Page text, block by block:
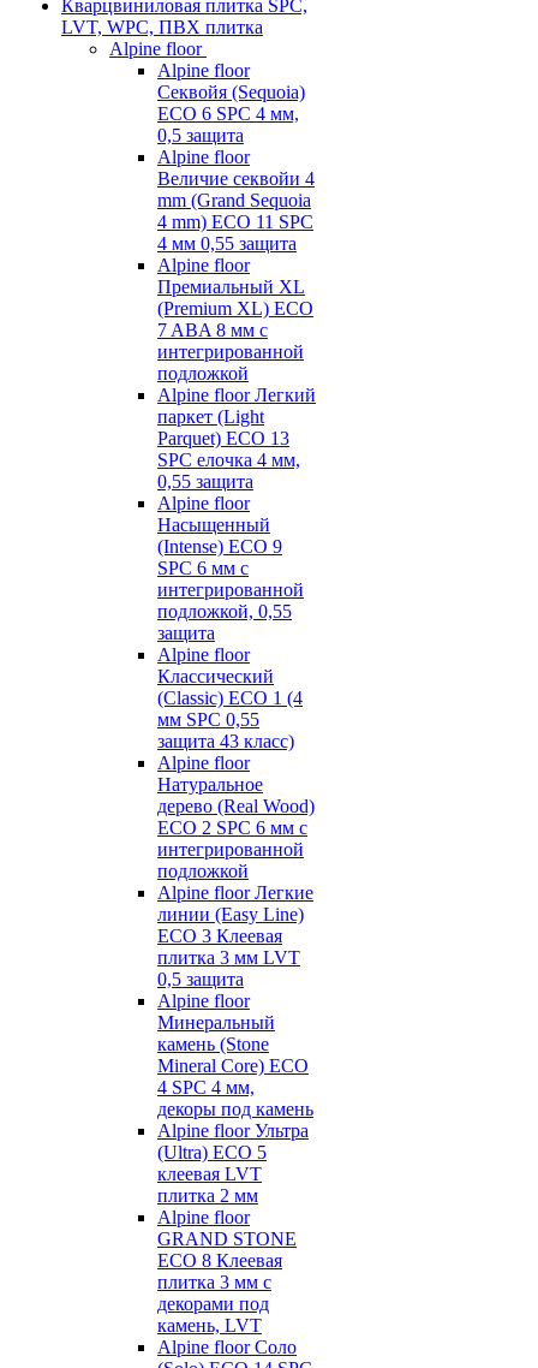
Кварцвиниловая плитка SPC,
LVT, WPC, ПВХ плитка
Alpine floor
Alpine floor
Секвойя (Sequoia)
ECO 6 SPC 4 мм,
0,5 защита
Alpine floor
Величие секвойи 4
mm (Grand Sequoia
4 mm) ECO 11 SPC
4 мм 0,55 защита
Alpine floor
Премиальный XL
(Premium XL) ECO
7 ABA 8 мм с
интегрированной
подложкой
Alpine floor Легкий
паркет (Light
Parquet) ECO 13
SPC елочка 4 мм,
0,55 защита
Alpine floor
Насыщенный
(Intense) ECO 9
SPC 6 мм с
интегрированной
подложкой, 0,55
защита
Alpine floor
Классический
(Classic) ECO 1 (4
мм SPC 0,55
защита 43 класс)
Alpine floor
Натуральное
дерево (Real Wood)
ECO 2 SPC 6 мм с
интегрированной
подложкой
Alpine floor Легкие
линии (Easy Line)
ECO 3 Клеевая
плитка 3 мм LVT
0,5 защита
Alpine floor
Минеральный
камень (Stone
Mineral Core) ECO
4 SPC 4 мм,
декоры под камень
Alpine floor Ультра
(Ultra) ECO 5
клеевая LVT
плитка 2 мм
Alpine floor
GRAND STONE
ECO 8 Клеевая
плитка 3 мм с
декорами под
камень, LVT
Alpine floor Соло